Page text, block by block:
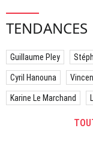
TENDANCES
Guillaume Pley
Cyril Hanouna
Karine Le Marchand